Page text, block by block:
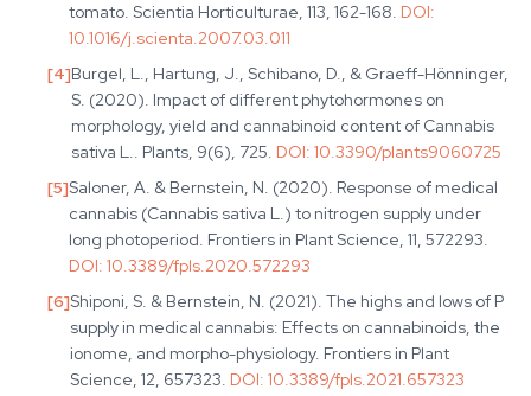
tomato. Scientia Horticulturae, 113, 162-168. DOI:
10.1016/j.scienta.2007.03.011
[4]Burgel, L., Hartung, J., Schibano, D., & Graeff-Hönninger,
S. (2020). Impact of different phytohormones on
morphology, yield and cannabinoid content of Cannabis
sativa L.. Plants, 9(6), 725. DOI: 10.3390/plants9060725
[5]Saloner, A. & Bernstein, N. (2020). Response of medical
cannabis (Cannabis sativa L.) to nitrogen supply under
long photoperiod. Frontiers in Plant Science, 11, 572293.
DOI: 10.3389/fpls.2020.572293
[6]Shiponi, S. & Bernstein, N. (2021). The highs and lows of P
supply in medical cannabis: Effects on cannabinoids, the
ionome, and morpho-physiology. Frontiers in Plant
Science, 12, 657323. DOI: 10.3389/fpls.2021.657323